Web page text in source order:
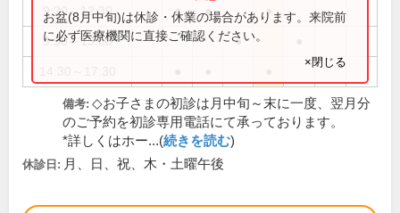
9:30～12:30 ● ● ●
9:30～13:00 ●
お盆(8月中旬)は休診・休業の場合があります。来院前
に必ず医療機関に直接ご確認ください。
×閉じる
備考: ◇お子さまの初診は月中旬～末に一度、翌月分
のご予約を初診専用電話にて承っております。
*詳しくはホー...(続きを読む)
休診日: 月、日、祝、木・土曜午後